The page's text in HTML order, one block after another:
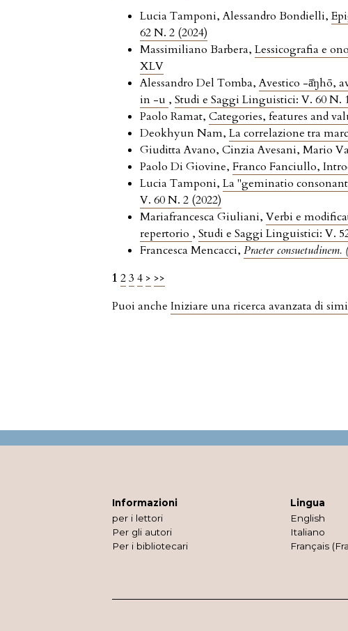
Lucia Tamponi, Alessandro Bondielli,
62 N. 2 (2024)
Massimiliano Barbera,Lessicografia e
XLV
Alessandro Del Tomba,Avestico -ā̊ŋhō,
in -u ,Studi e Saggi Linguistici: V. 60 N.
Paolo Ramat,Categories, features and
Deokhyun Nam,La correlazione tra
Giuditta Avano, Cinzia Avesani, Mario
Paolo Di Giovine,Franco Fanciullo,
Lucia Tamponi,La "geminatio
V. 60 N. 2 (2022)
Mariafrancesca Giuliani,Verbi e
repertorio ,Studi e Saggi Linguistici: V.
Francesca Mencacci,Praeter consuetudinem.
1 23 4 > >>
Puoi ancheIniziare una ricerca avanzata di
Informazioni
per i lettori
Per gli autori
Per i bibliotecari
Lingua
English
Italiano
Français